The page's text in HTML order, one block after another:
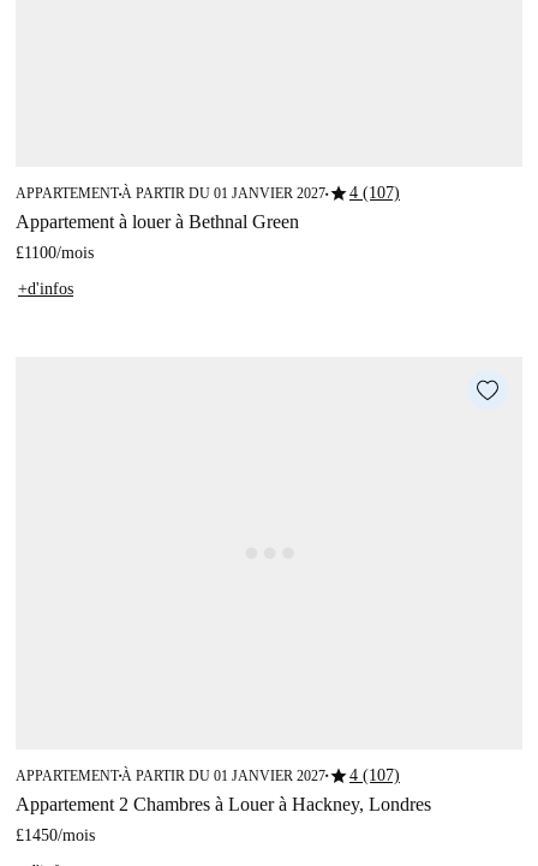
APPARTEMENT■À PARTIR DU 01 JANVIER 2027■star4 (107)
Appartement à louer à Bethnal Green
£1100/mois
+d'infos
APPARTEMENT■À PARTIR DU 01 JANVIER 2027■star4 (107)
Appartement 2 Chambres à Louer à Hackney, Londres
£1450/mois